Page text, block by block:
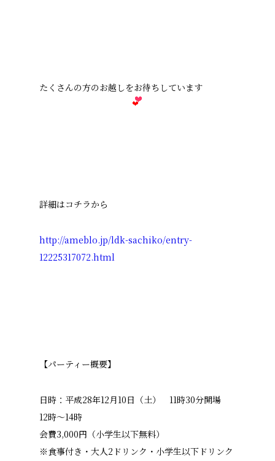
たくさんの方のお越しをお待ちしています
詳細はコチラから
http://ameblo.jp/ldk-sachiko/entry-
12225317072.html
【パーティー概要】
日時：平成28年12月10日（土） 11時30分開場
12時～14時
会費3,000円（小学生以下無料）
※食事付き・大人2ドリンク・小学生以下ドリンク